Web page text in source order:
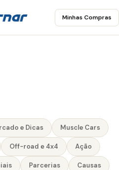
Minhas Compras
e Dicas Muscle Cars
Off-road e 4x4 Ação
Parcerias Causas